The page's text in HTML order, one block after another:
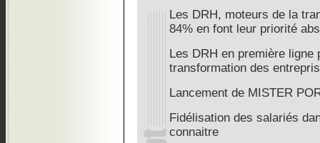
Les DRH, moteurs de la
84% en font leur priorité
Les DRH en première ligne
transformation des
Lancement de MISTER
Fidélisation des salariés
connaitre